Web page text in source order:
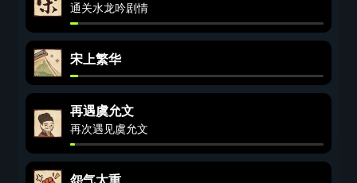
通关水龙吟剧情
宋上繁华
再遇虞允文
再次遇见虞允文
怨气太重